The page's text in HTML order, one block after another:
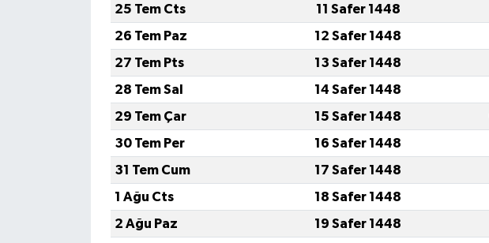
25 Tem Cts
11 Safer 1448
26 Tem Paz
12 Safer 1448
27 Tem Pts
13 Safer 1448
28 Tem Sal
14 Safer 1448
29 Tem Çar
15 Safer 1448
30 Tem Per
16 Safer 1448
31 Tem Cum
17 Safer 1448
1 Ağu Cts
18 Safer 1448
2 Ağu Paz
19 Safer 1448